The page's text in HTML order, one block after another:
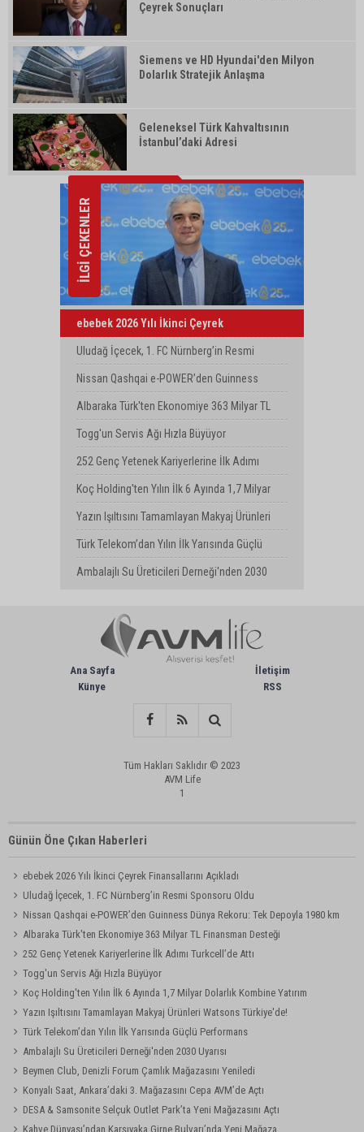
Çeyrek Sonuçları
Siemens ve HD Hyundai'den Milyon
Dolarlık Stratejik Anlaşma
Geleneksel Türk Kahvaltısının
İstanbul’daki Adresi
İLGİ ÇEKENLER
ebebek 2026 Yılı İkinci Çeyrek
Finansallarını Açıkladı
Uludağ İçecek, 1. FC Nürnberg’in Resmi
Sponsoru Oldu
Nissan Qashqai e-POWER’den Guinness
Dünya Rekoru: Tek Depoyla 1980 km
Albaraka Türk'ten Ekonomiye 363 Milyar TL
Finansman Desteği
Togg'un Servis Ağı Hızla Büyüyor
252 Genç Yetenek Kariyerlerine İlk Adımı
Turkcell’de Attı
Koç Holding'ten Yılın İlk 6 Ayında 1,7 Milyar
Dolarlık Kombine Yatırım
Yazın Işıltısını Tamamlayan Makyaj Ürünleri
Watsons Türkiye'de!
Türk Telekom’dan Yılın İlk Yarısında Güçlü
Performans
Ambalajlı Su Üreticileri Derneği'nden 2030
Ana Sayfa
Künye
İletişim
RSS
Tüm Hakları Saklıdır © 2023
AVM Life
1
Günün Öne Çıkan Haberleri
ebebek 2026 Yılı İkinci Çeyrek Finansallarını Açıkladı
Uludağ İçecek, 1. FC Nürnberg’in Resmi Sponsoru Oldu
Nissan Qashqai e-POWER’den Guinness Dünya Rekoru: Tek Depoyla 1980 km
Albaraka Türk'ten Ekonomiye 363 Milyar TL Finansman Desteği
252 Genç Yetenek Kariyerlerine İlk Adımı Turkcell’de Attı
Togg'un Servis Ağı Hızla Büyüyor
Koç Holding'ten Yılın İlk 6 Ayında 1,7 Milyar Dolarlık Kombine Yatırım
Yazın Işıltısını Tamamlayan Makyaj Ürünleri Watsons Türkiye'de!
Türk Telekom’dan Yılın İlk Yarısında Güçlü Performans
Ambalajlı Su Üreticileri Derneği'nden 2030 Uyarısı
Beymen Club, Denizli Forum Çamlık Mağazasını Yeniledi
Konyalı Saat, Ankara’daki 3. Mağazasını Cepa AVM’de Açtı
DESA & Samsonite Selçuk Outlet Park’ta Yeni Mağazasını Açtı
Kahve Dünyası’ndan Karşıyaka Girne Bulvarı’nda Yeni Mağaza